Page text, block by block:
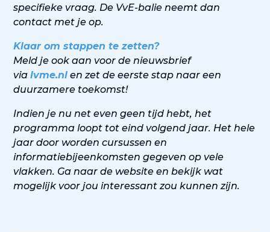
specifieke vraag. De VvE-balie neemt dan
contact met je op.
Klaar om stappen te zetten?
Meld je ook aan voor de nieuwsbrief
vialvme.nl en zet de eerste stap naar een
duurzamere toekomst!
Indien je nu net even geen tijd hebt, het
programma loopt tot eind volgend jaar. Het hele
jaar door worden cursussen en
informatiebijeenkomsten gegeven op vele
vlakken. Ga naar de website en bekijk wat
mogelijk voor jou interessant zou kunnen zijn.